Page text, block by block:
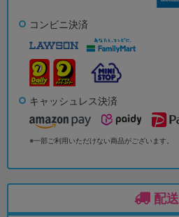
コンビニ決済
キャッシュレス決済
※一部ご利用いただけない商品がございます。
配送